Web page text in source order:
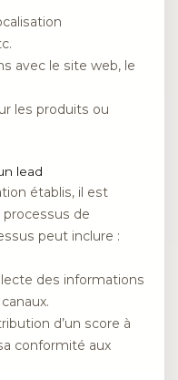
avec le site web, le
les produits ou
lead
établis, il est
de
peut inclure :
des informations
d’un score à
conformité aux